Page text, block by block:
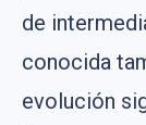
de
conocida
evolución